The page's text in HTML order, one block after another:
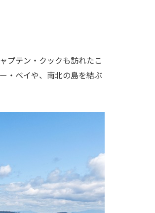
プテン・クックも訪れたこ
・ベイや、南北の島を結ぶ